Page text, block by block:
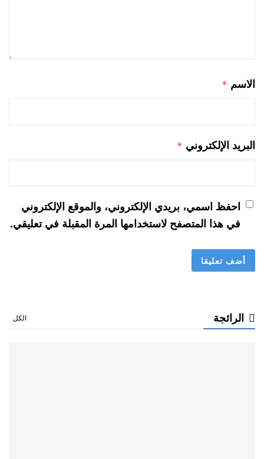
الاسم *
البريد الإلكتروني *
احفظ اسمي، بريدي الإلكتروني، والموقع الإلكتروني
في هذا المتصفح لاستخدامها المرة المقبلة في تعليقي.
الرائجة الكل